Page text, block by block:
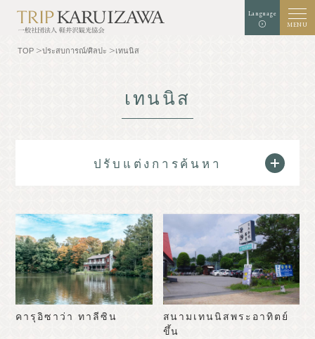
Language
MENU
สีดำ สีฟ้า
TOP
ทำความรู้จักกับคารุ
อิซาว่า
ธรรมชาติ
นักชิม
ประสบการณ์/ศิลปะ
ร้านค้า
หลักสูตรแบบจำลอง
TOP ประสบการณ์/ศิลปะ เทนนิส
เทนนิส
ปรับแต่งการค้นหา
คารุอิซาว่า ทาลีซิน
สนามเทนนิสพระอาทิตย์
ขึ้น